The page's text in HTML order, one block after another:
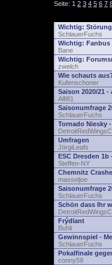
Seite: 1 2 3 4 5 6 7
Wichtig:
SchlauerFuchs
Wichtig: Fanbus
Bane
Wichtig:
zwelch
Wie schauts
Kufenschoner
Saison 2020/21 -
Alfi81
Saisonumfrage
SchlauerFuchs
Tornado Niesky -
Umfragen
JörgiLeafs
ESC Dresden 1b
Steffen-NY
Chemnitz
masseljoe
Saisonumfrage
SchlauerFuchs
Schön dass Ihr
Frýdlant
Buhli
Gewinnspiel -
SchlauerFuchs
Pokalfinale
conny59